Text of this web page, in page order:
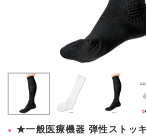
★一般医療機器 弾性ストッ